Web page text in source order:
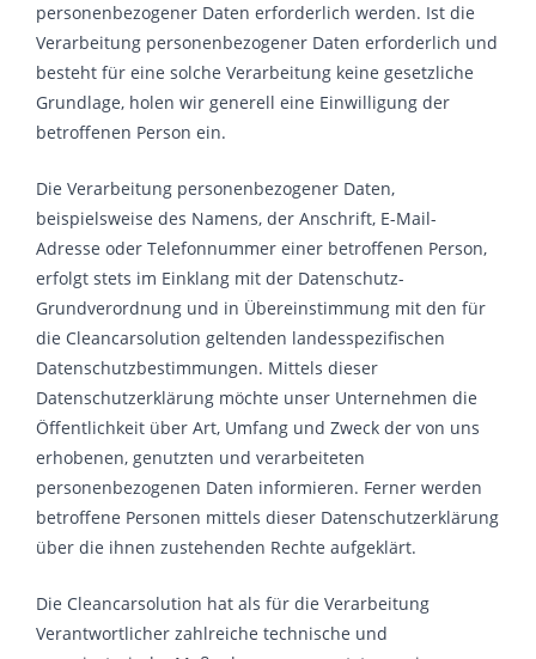
personenbezogener Daten erforderlich werden. Ist die
Verarbeitung personenbezogener Daten erforderlich und
besteht für eine solche Verarbeitung keine gesetzliche
Grundlage, holen wir generell eine Einwilligung der
betroffenen Person ein.
Die Verarbeitung personenbezogener Daten,
beispielsweise des Namens, der Anschrift, E-Mail-
Adresse oder Telefonnummer einer betroffenen Person,
erfolgt stets im Einklang mit der Datenschutz-
Grundverordnung und in Übereinstimmung mit den für
die Cleancarsolution geltenden landesspezifischen
Datenschutzbestimmungen. Mittels dieser
Datenschutzerklärung möchte unser Unternehmen die
Öffentlichkeit über Art, Umfang und Zweck der von uns
erhobenen, genutzten und verarbeiteten
personenbezogenen Daten informieren. Ferner werden
betroffene Personen mittels dieser Datenschutzerklärung
über die ihnen zustehenden Rechte aufgeklärt.
Die Cleancarsolution hat als für die Verarbeitung
Verantwortlicher zahlreiche technische und